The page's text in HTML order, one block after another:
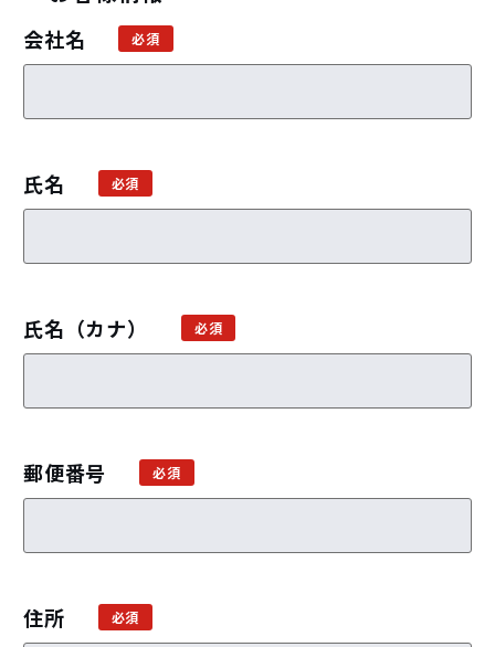
会社名
氏名
氏名（カナ）
郵便番号
住所